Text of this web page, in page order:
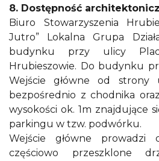
8. Dostępność
Biuro Stowarzyszenia
Jutro” Lokalna Grupa
budynku przy ulicy
Hrubieszowie. Do budynku
Wejście główne od strony
bezpośrednio z chodnika
wysokości ok. 1m znajdujące
parkingu w tzw. podwórku.
Wejście główne
częściowo przeszklone